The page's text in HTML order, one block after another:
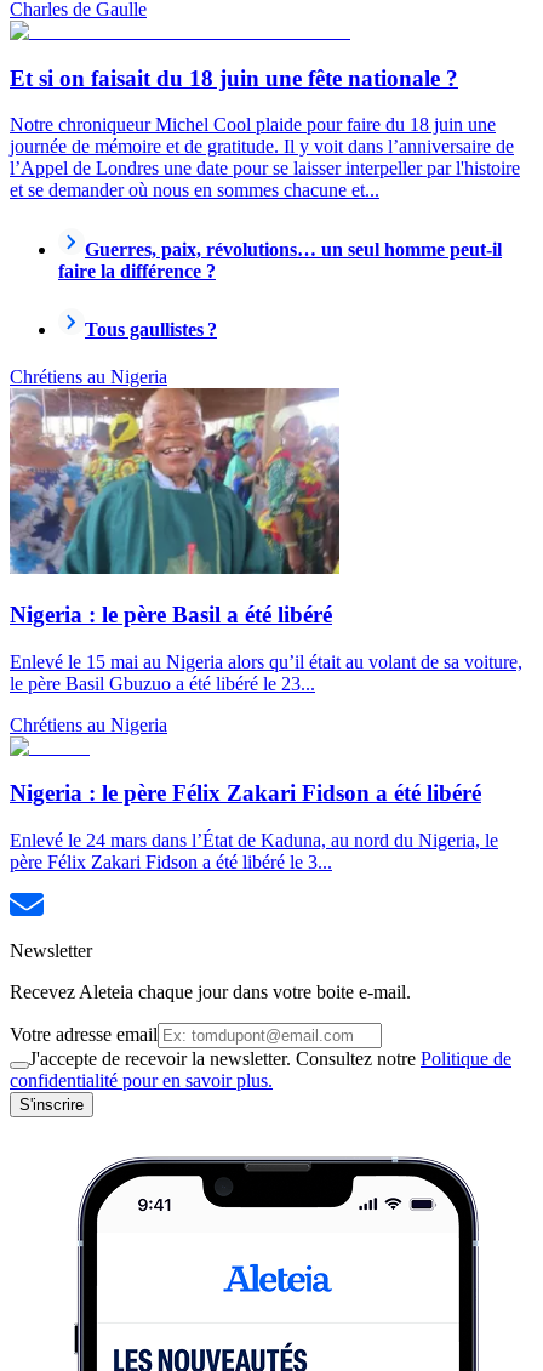
Charles de Gaulle
Et si on faisait du 18 juin une fête nationale ?
Notre chroniqueur Michel Cool plaide pour faire du 18 juin une
journée de mémoire et de gratitude. Il y voit dans l’anniversaire de
l’Appel de Londres une date pour se laisser interpeller par l'histoire
et se demander où nous en sommes chacune et...
Guerres, paix, révolutions… un seul homme peut-il
faire la différence ?
Tous gaullistes ?
Chrétiens au Nigeria
Nigeria : le père Basil a été libéré
Enlevé le 15 mai au Nigeria alors qu’il était au volant de sa voiture,
le père Basil Gbuzuo a été libéré le 23...
Chrétiens au Nigeria
Nigeria : le père Félix Zakari Fidson a été libéré
Enlevé le 24 mars dans l’État de Kaduna, au nord du Nigeria, le
père Félix Zakari Fidson a été libéré le 3...
Newsletter
Recevez Aleteia chaque jour dans votre boite e-mail.
Votre adresse email
J'accepte de recevoir la newsletter. Consultez notre Politique de
confidentialité pour en savoir plus.
S'inscrire